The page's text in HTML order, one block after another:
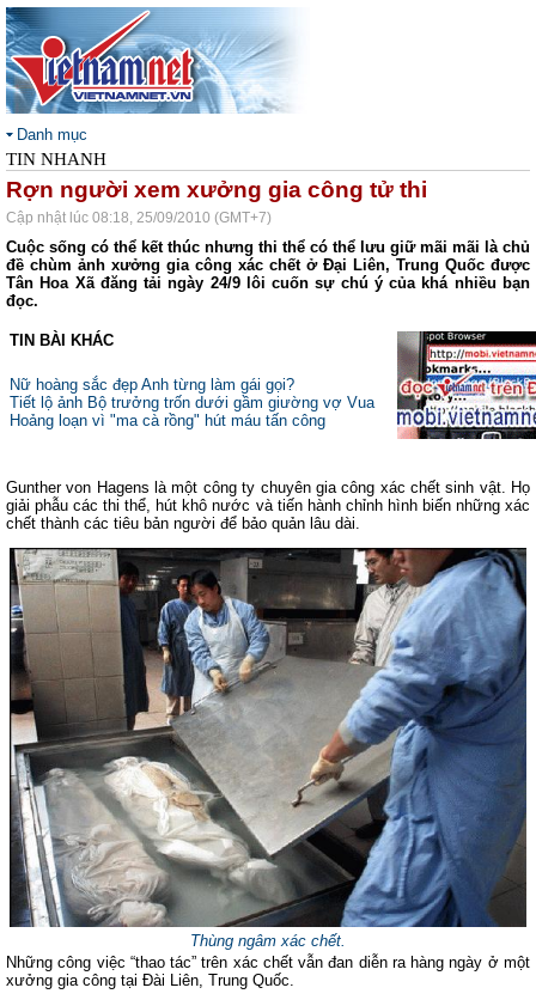
Danh mục
TIN NHANH
Rợn người xem xưởng gia công tử thi
Cập nhật lúc 08:18, 25/09/2010 (GMT+7)
Cuộc sống có thể kết thúc nhưng thi thể có thể lưu giữ mãi mãi là chủ
đề chùm ảnh xưởng gia công xác chết ở Đại Liên, Trung Quốc được
Tân Hoa Xã đăng tải ngày 24/9 lôi cuốn sự chú ý của khá nhiều bạn
đọc.
TIN BÀI KHÁC
Nữ hoàng sắc đẹp Anh từng làm gái gọi?
Tiết lộ ảnh Bộ trưởng trốn dưới gầm giường vợ Vua
Hoảng loạn vì "ma cà rồng" hút máu tấn công
Gunther von Hagens là một công ty chuyên gia công xác chết sinh vật. Họ
giải phẫu các thi thể, hút khô nước và tiến hành chỉnh hình biến những xác
chết thành các tiêu bản người để bảo quản lâu dài.
Thùng ngâm xác chết.
Những công việc “thao tác” trên xác chết vẫn đan diễn ra hàng ngày ở một
xưởng gia công tại Đài Liên, Trung Quốc.